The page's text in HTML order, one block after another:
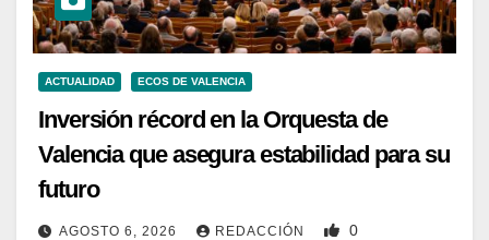
ACTUALIDAD ECOS DE VALENCIA
Inversión récord en la Orquesta de
Valencia que asegura estabilidad para su
futuro
AGOSTO 6, 2026 REDACCIÓN 0